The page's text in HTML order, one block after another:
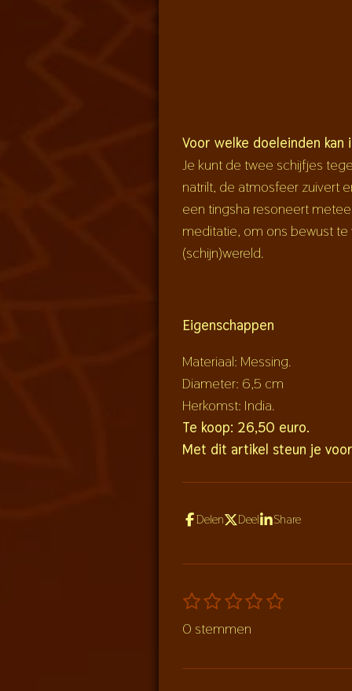
Voor welke doeleinden kan
Je kunt de twee schijfjes
natrilt, de atmosfeer zuivert
een tingsha resoneert
meditatie, om ons bewust te
(schijn)wereld.
Eigenschappen
Materiaal: Messing.
Diameter: 6,5 cm
Herkomst: India.
Te koop: 26,50 euro.
Met dit artikel steun je
Delen Deel Share
R
a
i
1
s
t
r
2
s
t
r
3
s
t
r
4
s
t
r
5
r
S
m
0 stemmen